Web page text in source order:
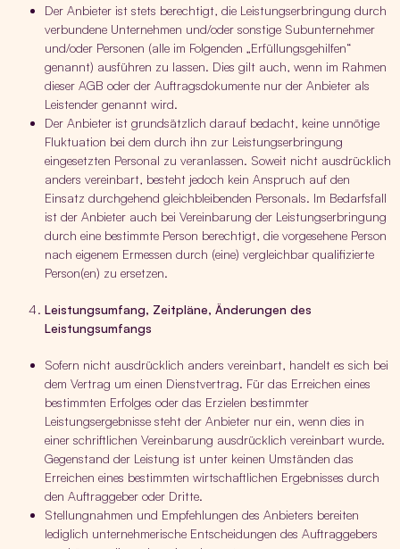
Der Anbieter ist stets berechtigt, die Leistungserbringung durch
verbundene Unternehmen und/oder sonstige Subunternehmer
und/oder Personen (alle im Folgenden „Erfüllungsgehilfen“
genannt) ausführen zu lassen. Dies gilt auch, wenn im Rahmen
dieser AGB oder der Auftragsdokumente nur der Anbieter als
Leistender genannt wird.
Der Anbieter ist grundsätzlich darauf bedacht, keine unnötige
Fluktuation bei dem durch ihn zur Leistungserbringung
eingesetzten Personal zu veranlassen. Soweit nicht ausdrücklich
anders vereinbart, besteht jedoch kein Anspruch auf den
Einsatz durchgehend gleichbleibenden Personals. Im Bedarfsfall
ist der Anbieter auch bei Vereinbarung der Leistungserbringung
durch eine bestimmte Person berechtigt, die vorgesehene Person
nach eigenem Ermessen durch (eine) vergleichbar qualifizierte
Person(en) zu ersetzen.
Leistungsumfang, Zeitpläne, Änderungen des
Leistungsumfangs
Sofern nicht ausdrücklich anders vereinbart, handelt es sich bei
dem Vertrag um einen Dienstvertrag. Für das Erreichen eines
bestimmten Erfolges oder das Erzielen bestimmter
Leistungsergebnisse steht der Anbieter nur ein, wenn dies in
einer schriftlichen Vereinbarung ausdrücklich vereinbart wurde.
Gegenstand der Leistung ist unter keinen Umständen das
Erreichen eines bestimmten wirtschaftlichen Ergebnisses durch
den Auftraggeber oder Dritte.
Stellungnahmen und Empfehlungen des Anbieters bereiten
lediglich unternehmerische Entscheidungen des Auftraggebers